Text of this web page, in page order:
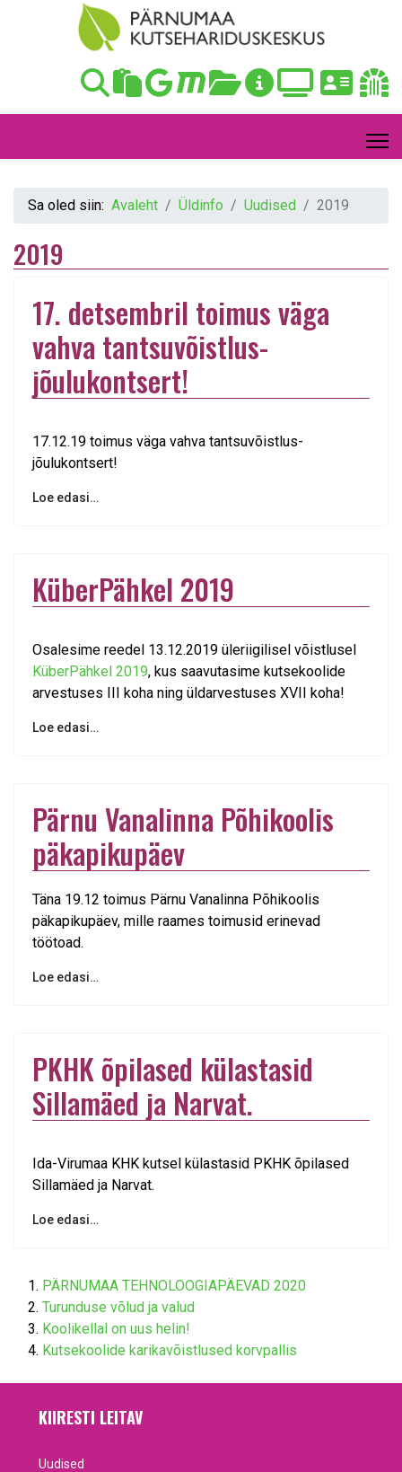
Sa oled siin: Avaleht Üldinfo Uudised 2019
2019
17. detsembril toimus väga
vahva tantsuvõistlus-
jõulukontsert!
17.12.19 toimus väga vahva tantsuvõistlus-
jõulukontsert!
Loe edasi…
KüberPähkel 2019
Osalesime reedel 13.12.2019 üleriigilisel võistlusel
KüberPähkel 2019, kus saavutasime kutsekoolide
arvestuses III koha ning üldarvestuses XVII koha!
Loe edasi…
Pärnu Vanalinna Põhikoolis
päkapikupäev
Täna 19.12 toimus Pärnu Vanalinna Põhikoolis
päkapikupäev, mille raames toimusid erinevad
töötoad.
Loe edasi…
PKHK õpilased külastasid
Sillamäed ja Narvat.
Ida-Virumaa KHK kutsel külastasid PKHK õpilased
Sillamäed ja Narvat.
Loe edasi…
PÄRNUMAA TEHNOLOOGIAPÄEVAD 2020
Turunduse võlud ja valud
Koolikellal on uus helin!
Kutsekoolide karikavõistlused korvpallis
KIIRESTI LEITAV
Uudised